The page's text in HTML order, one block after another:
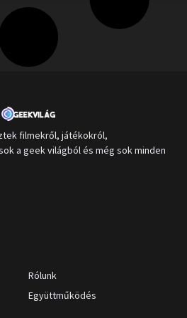
filmekről, játékokról,
a geek világból és még sok minden
Rólunk
Együttműködés